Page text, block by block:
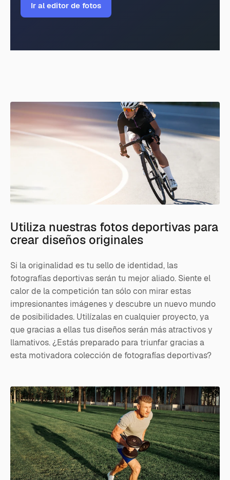
Ir al editor de fotos
Utiliza nuestras fotos deportivas para
crear diseños originales
Si la originalidad es tu sello de identidad, las
fotografías deportivas serán tu mejor aliado. Siente el
calor de la competición tan sólo con mirar estas
impresionantes imágenes y descubre un nuevo mundo
de posibilidades. Utilízalas en cualquier proyecto, ya
que gracias a ellas tus diseños serán más atractivos y
llamativos. ¿Estás preparado para triunfar gracias a
esta motivadora colección de fotografías deportivas?